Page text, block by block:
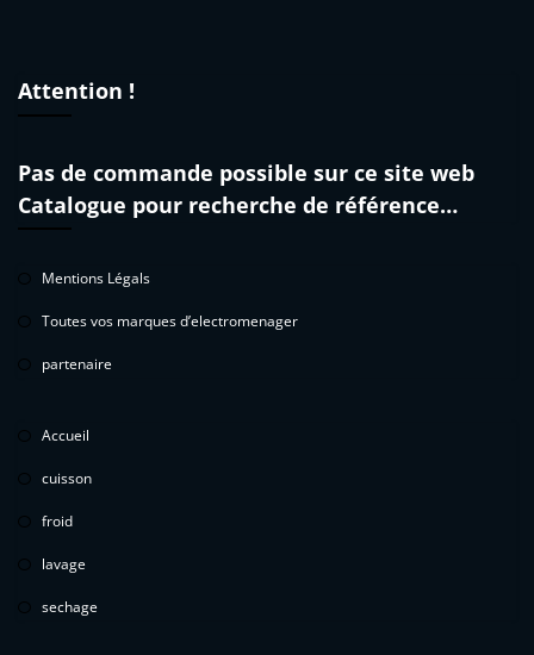
Attention !
Pas de commande possible sur ce site web
Catalogue pour recherche de référence…
Mentions Légals
Toutes vos marques d’electromenager
partenaire
Accueil
cuisson
froid
lavage
sechage